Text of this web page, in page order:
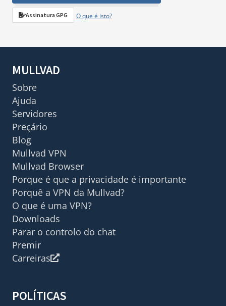
Assinatura GPG O que é isto?
MULLVAD
Sobre
Ajuda
Servidores
Preçário
Blog
Mullvad VPN
Mullvad Browser
Porque é que a privacidade é importante
Porquê a VPN da Mullvad?
O que é uma VPN?
Downloads
Parar o controlo do chat
Premir
Carreiras
POLÍTICAS